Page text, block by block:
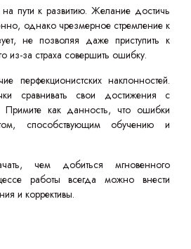
на пути к развитию. Желание достичь
однако чрезмерное стремление к
не позволяя даже приступить к
из-за страха совершить ошибку.
перфекционистских наклонностей.
сравнивать свои достижения с
Примите как данность, что ошибки
способствующим обучению и
чем добиться мгновенного
работы всегда можно внести
и коррективы.